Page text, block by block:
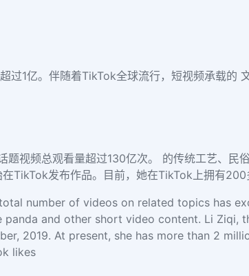
过1亿。伴随着TikTok全球流行，短视频承载的
题视频总观看量超过130亿次。 的传统工艺、
TikTok发布作品。目前，她在TikTok上拥有200
number of videos on related topics has
panda and other short video content. Li
2019. At present, she has more than 2
likes